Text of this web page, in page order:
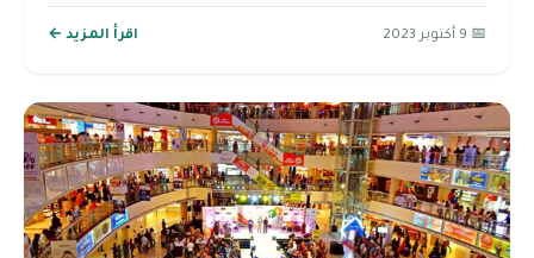
📅 9 أكتوبر 2023 اقرأ المزيد ←